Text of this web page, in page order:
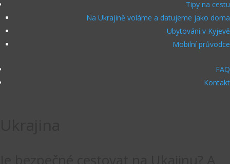
Tipy na cestu
Na Ukrajině voláme a datujeme jako doma
Ubytování v Kyjevě
Mobilní průvodce
FAQ
Kontakt